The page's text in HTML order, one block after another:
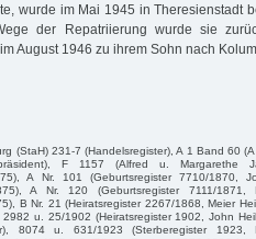
wurde im Mai 1945 in Theresienstadt
der Repatriierung wurde sie
August 1946 zu ihrem Sohn nach
(StaH) 231-7 (Handelsregister), A 1 Band 60
F 1157 (Alfred u. Margarethe
A Nr. 101 (Geburtsregister 7710/1870,
A Nr. 120 (Geburtsregister 7111/
B Nr. 21 (Heiratsregister 2267/1868, Meier
u. 25/1902 (Heiratsregister 1902, John
8074 u. 631/1923 (Sterberegister